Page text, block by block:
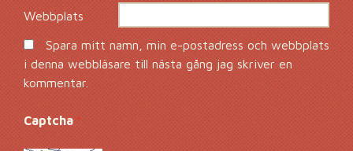
Webbplats
Spara mitt namn, min e-postadress och webbplats
i denna webbläsare till nästa gång jag skriver en
kommentar.
Captcha*